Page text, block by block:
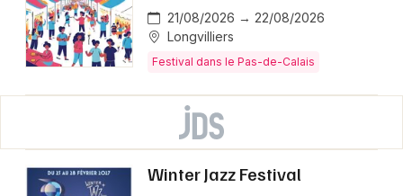
21/08/2026 → 22/08/2026
Longvilliers
Festival dans le Pas-de-Calais
Winter Jazz Festival